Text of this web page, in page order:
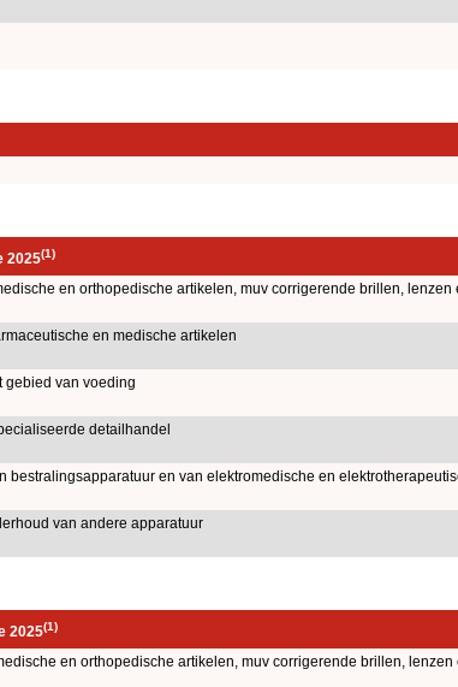
2025(1)
en orthopedische artikelen, muv corrigerende brillen, lenzen
en medische artikelen
gebied van voeding
detailhandel
bestralingsapparatuur en van elektromedische en
van andere apparatuur
2025(1)
en orthopedische artikelen, muv corrigerende brillen, lenzen